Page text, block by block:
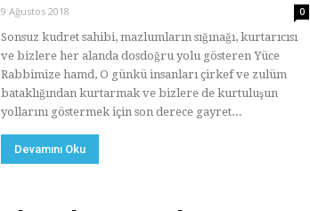
9 Ağustos 2018 0
Sonsuz kudret sahibi, mazlumların sığınağı, kurtarıcısı
ve bizlere her alanda dosdoğru yolu gösteren Yüce
Rabbimize hamd, O günkü insanları çirkef ve zulüm
bataklığından kurtarmak ve bizlere de kurtuluşun
yollarını göstermek için son derece gayret...
Devamını Oku